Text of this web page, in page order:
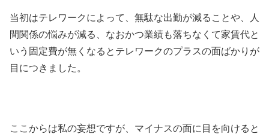
当初はテレワークによって、無駄な出勤が減ることや、人
間関係の悩みが減る、なおかつ業績も落ちなくて家賃代と
いう固定費が無くなるとテレワークのプラスの面ばかりが
目につきました。
ここからは私の妄想ですが、マイナスの面に目を向けると